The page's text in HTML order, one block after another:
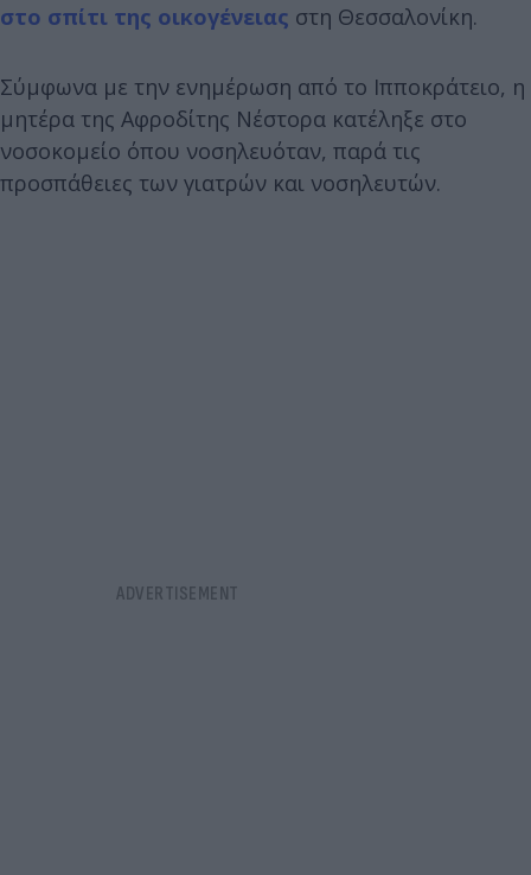
στο σπίτι της οικογένειας στη Θεσσαλονίκη.
Σύμφωνα με την ενημέρωση από το Ιπποκράτειο, η
μητέρα της Αφροδίτης Νέστορα κατέληξε στο
νοσοκομείο όπου νοσηλευόταν, παρά τις
προσπάθειες των γιατρών και νοσηλευτών.